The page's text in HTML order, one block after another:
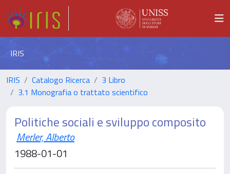
IRIS
IRIS Catalogo Ricerca
3 Libro
3.1 Monografia o trattato scientifico
Politiche sociali e sviluppo composito
Merler, Alberto
1988-01-01